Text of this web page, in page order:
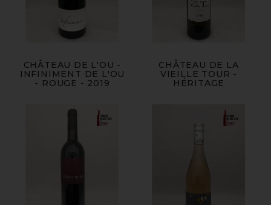
CHÂTEAU DE L'OU -
INFINIMENT DE L'OU
- ROUGE - 2019
CHÂTEAU DE LA
VIEILLE TOUR -
HÉRITAGE